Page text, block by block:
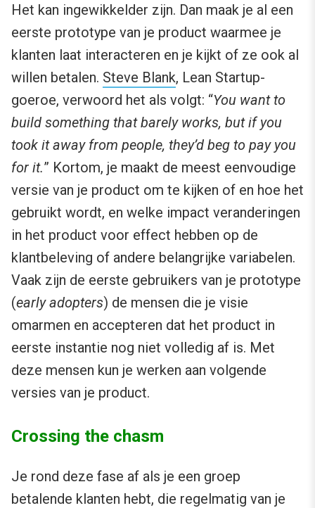
Het kan ingewikkelder zijn. Dan maak je al een
eerste prototype van je product waarmee je
klanten laat interacteren en je kijkt of ze ook al
willen betalen. Steve Blank, Lean Startup-
goeroe, verwoord het als volgt: “You want to
build something that barely works, but if you
took it away from people, they’d beg to pay you
for it.” Kortom, je maakt de meest eenvoudige
versie van je product om te kijken of en hoe het
gebruikt wordt, en welke impact veranderingen
in het product voor effect hebben op de
klantbeleving of andere belangrijke variabelen.
Vaak zijn de eerste gebruikers van je prototype
(early adopters) de mensen die je visie
omarmen en accepteren dat het product in
eerste instantie nog niet volledig af is. Met
deze mensen kun je werken aan volgende
versies van je product.
Crossing the chasm
Je rond deze fase af als je een groep
betalende klanten hebt, die regelmatig van je